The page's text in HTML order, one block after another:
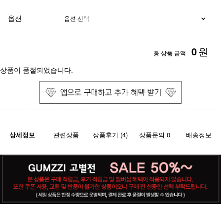
옵션
총 상품 금액 0원
상품이 품절되었습니다.
상세정보 관련상품 상품후기 (4) 상품문의 0 배송정보